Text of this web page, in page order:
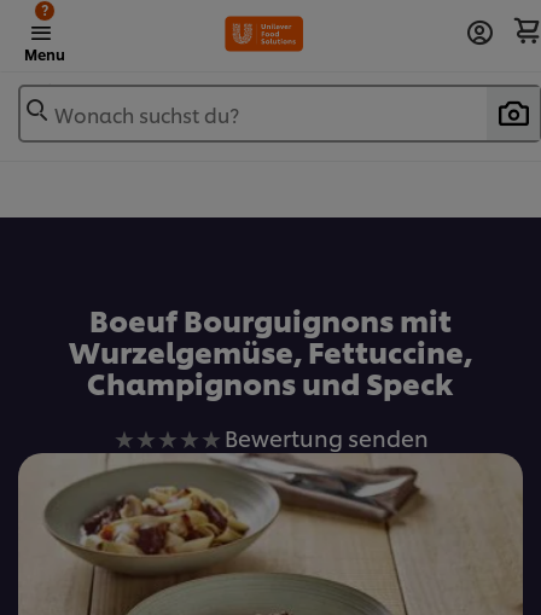
Menu
?
Wonach suchst du?
Boeuf Bourguignons mit
Wurzelgemüse, Fettuccine,
Champignons und Speck
Keine
Bewertungen
für
dieses
recipe
abgegeben
Bewertung senden